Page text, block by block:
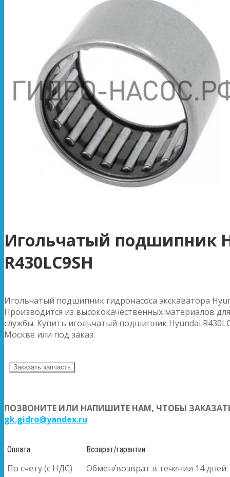
Игольчатый подшипник
R430LC9SH
Игольчатый подшипник гидронасоса экскаватора
Производится из высококачественных материалов
службы. Купить игольчатый подшипник Hyundai
Москве или под заказ.
Заказать запчасть
ПОЗВОНИТЕ ИЛИ НАПИШИТЕ НАМ, ЧТОБЫ
gk.gidro@yandex.ru
Оплата
По счету (с НДС)
Возврат/гарантии
Обмен/возврат в течении 14 дней